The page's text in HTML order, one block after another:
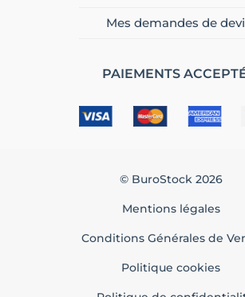
Mes demandes de
PAIEMENTS
© BuroStock 2026
Mentions légales
Conditions Générales de
Politique cookies